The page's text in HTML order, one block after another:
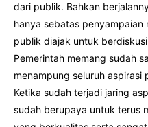
dari publik. Bahkan
hanya sebatas penyampaian
publik diajak untuk
Pemerintah memang sudah
menampung seluruh aspirasi
Ketika sudah terjadi jaring
sudah berupaya untuk terus